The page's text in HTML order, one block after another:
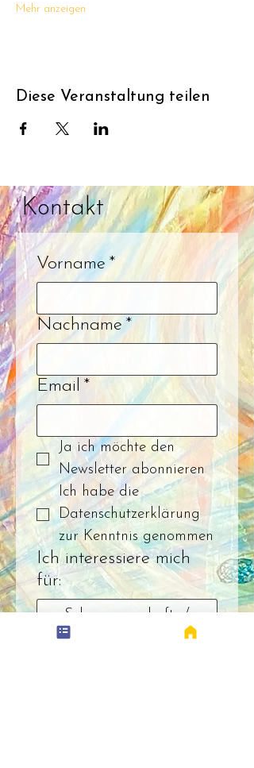
Mehr anzeigen
Diese Veranstaltung teilen
Kontakt
Vorname *
Nachname *
Email *
Ja ich möchte den
Newsletter abonnieren
Ich habe die
Datenschutzerklärung
zur Kenntnis genommen
Ich interessiere mich
für:
Schwangerschafts-/
Geburtsbegleitung